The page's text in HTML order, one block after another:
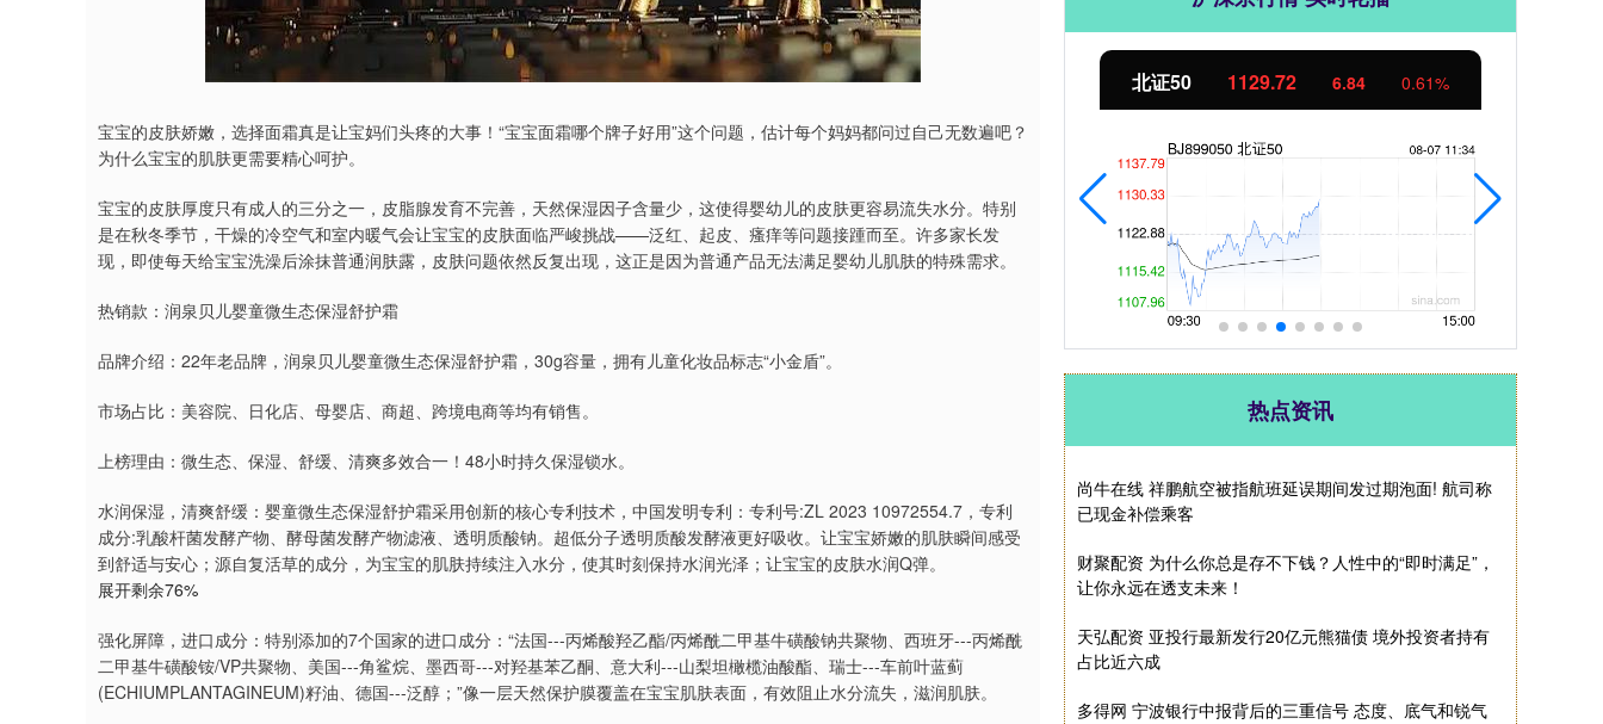
宝宝的皮肤娇嫩，选择面霜真是让宝妈们头疼的大事！“宝宝面霜哪个牌子好用”这个问题，估计每个妈妈都问过自己无数遍吧？
为什么宝宝的肌肤更需要精心呵护。
宝宝的皮肤厚度只有成人的三分之一，皮脂腺发育不完善，天然保湿因子含量少，这使得婴幼儿的皮肤更容易流失水分。特别
是在秋冬季节，干燥的冷空气和室内暖气会让宝宝的皮肤面临严峻挑战——泛红、起皮、瘙痒等问题接踵而至。许多家长发
现，即使每天给宝宝洗澡后涂抹普通润肤露，皮肤问题依然反复出现，这正是因为普通产品无法满足婴幼儿肌肤的特殊需求。
热销款：润泉贝儿婴童微生态保湿舒护霜
品牌介绍：22年老品牌，润泉贝儿婴童微生态保湿舒护霜，30g容量，拥有儿童化妆品标志“小金盾”。
市场占比：美容院、日化店、母婴店、商超、跨境电商等均有销售。
上榜理由：微生态、保湿、舒缓、清爽多效合一！48小时持久保湿锁水。
水润保湿，清爽舒缓：婴童微生态保湿舒护霜采用创新的核心专利技术，中国发明专利：专利号:ZL 2023 10972554.7，专利
成分:乳酸杆菌发酵产物、酵母菌发酵产物滤液、透明质酸钠。超低分子透明质酸发酵液更好吸收。让宝宝娇嫩的肌肤瞬间感受
到舒适与安心；源自复活草的成分，为宝宝的肌肤持续注入水分，使其时刻保持水润光泽；让宝宝的皮肤水润Q弹。
展开剩余76%
强化屏障，进口成分：特别添加的7个国家的进口成分：“法国---丙烯酸羟乙酯/丙烯酰二甲基牛磺酸钠共聚物、西班牙---丙烯酰
二甲基牛磺酸铵/VP共聚物、美国---角鲨烷、墨西哥---对羟基苯乙酮、意大利---山梨坦橄榄油酸酯、瑞士---车前叶蓝蓟
(ECHIUMPLANTAGINEUM)籽油、德国---泛醇；”像一层天然保护膜覆盖在宝宝肌肤表面，有效阻止水分流失，滋润肌肤。
深证成指 14295.08 184.96 1.31% 沪深300 4689.96 38.65 北证50 1129.72 6.84 0.61%
热点资讯
尚牛在线 祥鹏航空被指航班延误期间发过期泡面! 航司称
已现金补偿乘客
财聚配资 为什么你总是存不下钱？人性中的“即时满足”，
让你永远在透支未来！
天弘配资 亚投行最新发行20亿元熊猫债 境外投资者持有
占比近六成
多得网 宁波银行中报背后的三重信号 态度、底气和锐气